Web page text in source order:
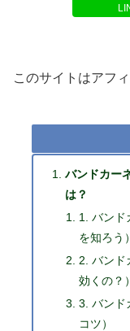
このサイトはアフ
バンドカー
は？
1. バンド
を知ろう）
2. バンド
効くの？）
3. バンド
コツ）